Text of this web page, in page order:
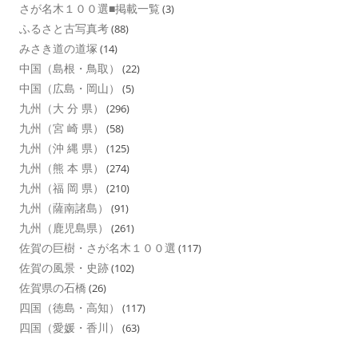
さが名木１００選■掲載一覧 (3)
ふるさと古写真考(88)
みさき道の道塚 (14)
中国（島根・鳥取） (22)
中国（広島・岡山） (5)
九州（大 分 県） (296)
九州（宮 崎 県） (58)
九州（沖 縄 県） (125)
九州（熊 本 県） (274)
九州（福 岡 県） (210)
九州（薩南諸島） (91)
九州（鹿児島県） (261)
佐賀の巨樹・さが名木１００選 (117)
佐賀の風景・史跡(102)
佐賀県の石橋 (26)
四国（徳島・高知） (117)
四国（愛媛・香川） (63)